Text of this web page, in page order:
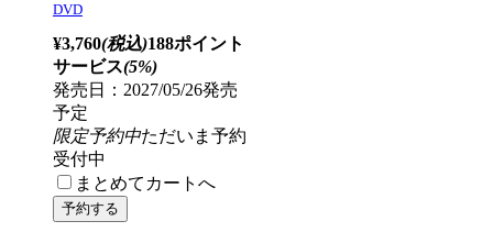
¥3,760
サービス(5%)
発売日：2027/05/26発売
予定
限定予約中
ただいま予約
受付中
まとめてカートへ